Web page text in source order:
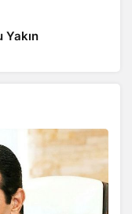
Yakın